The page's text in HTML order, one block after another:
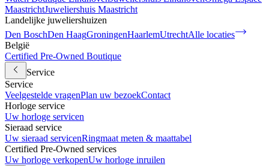
MaastrichtJuweliershuis Maastricht
Landelijke juweliershuizen
Den BoschDen HaagGroningenHaarlemUtrechtAlle locaties
België
Certified Pre-Owned Boutique
Service
Service
Veelgestelde vragenPlan uw bezoekContact
Horloge service
Uw horloge servicen
Sieraad service
Uw sieraad servicenRingmaat meten & maattabel
Certified Pre-Owned services
Uw horloge verkopenUw horloge inruilen